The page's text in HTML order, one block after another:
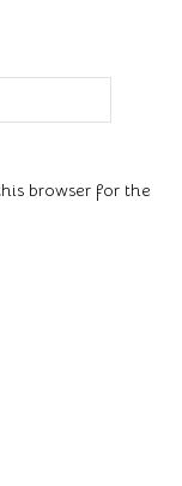
browser for the